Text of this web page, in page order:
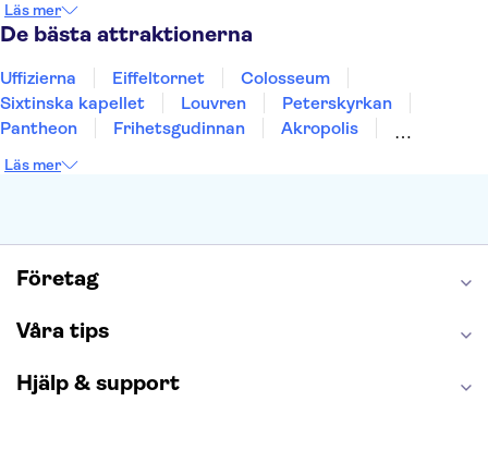
Uppsala
Helsingborg
Läs mer
De bästa attraktionerna
Uffizierna Eiffeltornet
Colosseum
Sixtinska kapellet
Louvren
Peterskyrkan
Pantheon
Frihetsgudinnan
Akropolis
Burj Khalifa
Läs mer
Företag
Våra tips
Hjälp & support